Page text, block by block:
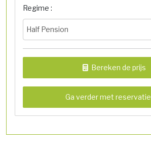
Regime :
Half Pension
Bereken de prijs
Ga verder met reservatie